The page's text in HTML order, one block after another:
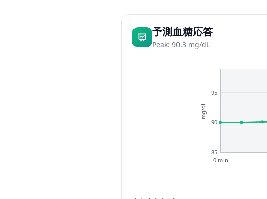
予測血糖応答
Peak: 90.3 mg/dL
85
90
95
0 min
mg/dL